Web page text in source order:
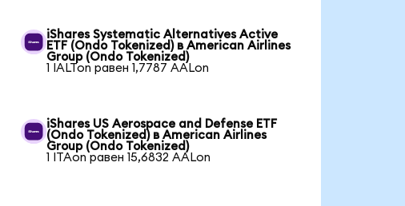
iShares Systematic Alternatives Active
ETF (Ondo Tokenized) в American Airlines
Group (Ondo Tokenized)
1 IALTon равен 1,7787 AALon
iShares US Aerospace and Defense ETF
(Ondo Tokenized) в American Airlines
Group (Ondo Tokenized)
1 ITAon равен 15,6832 AALon